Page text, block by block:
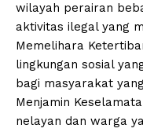
wilayah perairan
aktivitas ilegal yang
Memelihara
lingkungan sosial
bagi masyarakat
Menjamin
nelayan dan warga